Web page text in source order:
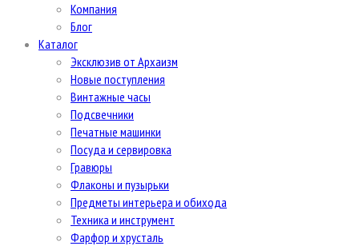
Компания
Блог
Каталог
Эксклюзив от Архаизм
Новые поступления
Винтажные часы
Подсвечники
Печатные машинки
Посуда и сервировка
Гравюры
Флаконы и пузырьки
Предметы интерьера и обихода
Техника и инструмент
Фарфор и хрусталь